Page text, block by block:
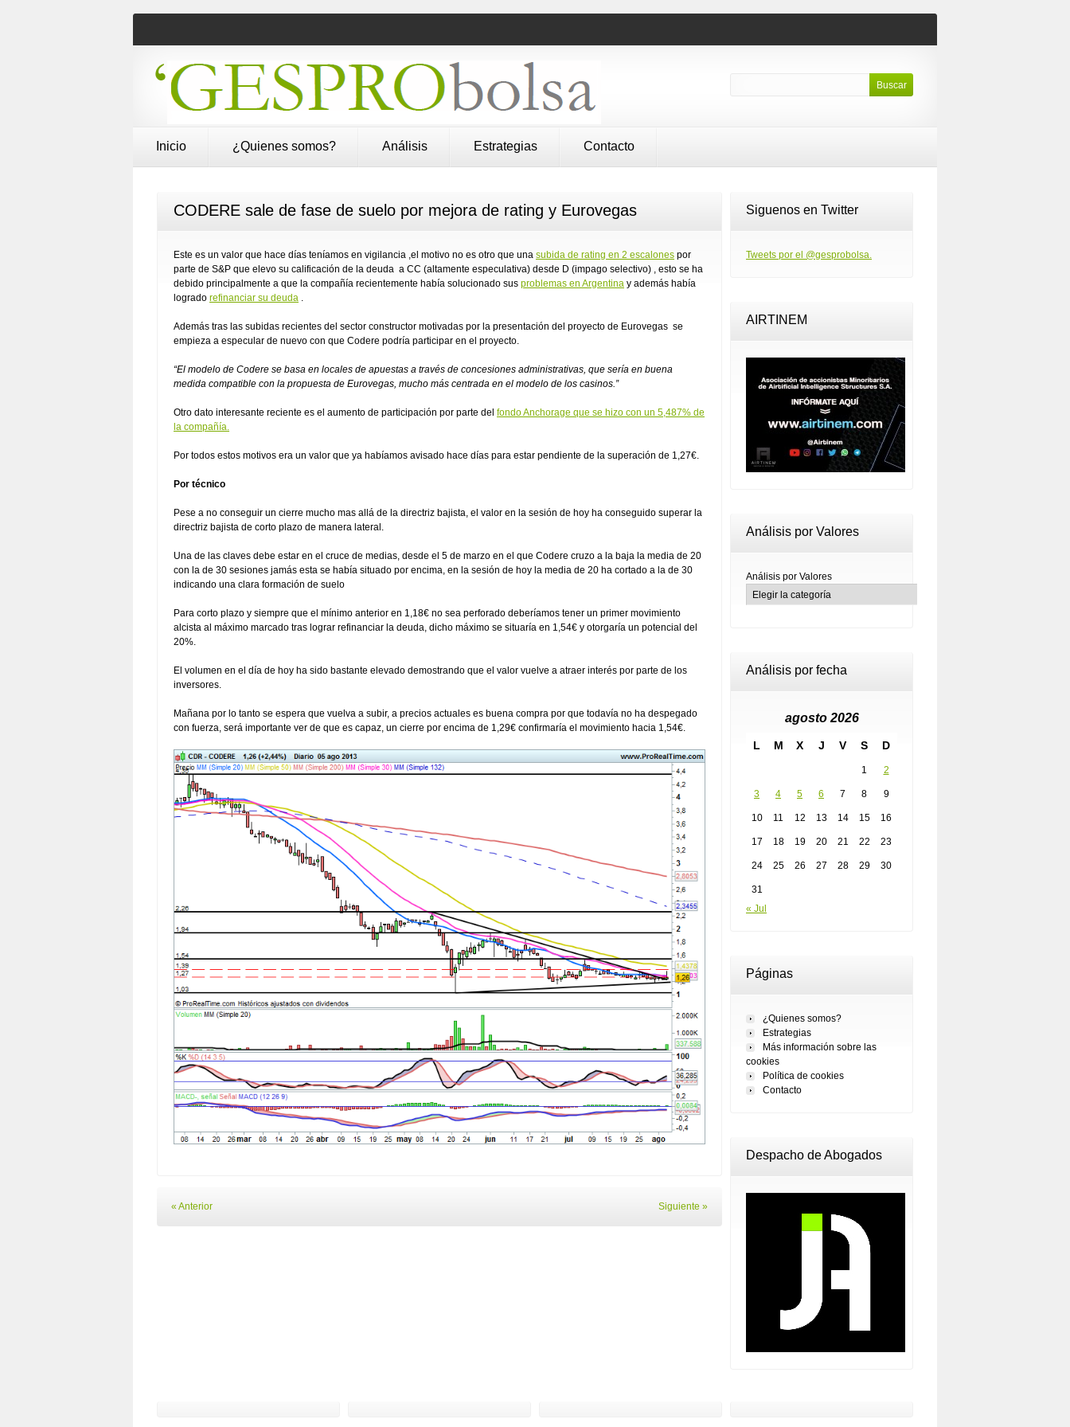
Inicio ¿Quienes somos? Análisis Estrategias Contacto
CODERE sale de fase de suelo por mejora de rating y Eurovegas
Este es un valor que hace días teníamos en vigilancia ,el motivo no es otro que una subida de rating en 2 escalones por
parte de S&P que elevo su calificación de la deuda a CC (altamente especulativa) desde D (impago selectivo) , esto se ha
debido principalmente a que la compañía recientemente había solucionado sus problemas en Argentina y además había
logrado refinanciar su deuda .
Además tras las subidas recientes del sector constructor motivadas por la presentación del proyecto de Eurovegas se
empieza a especular de nuevo con que Codere podría participar en el proyecto.
“El modelo de Codere se basa en locales de apuestas a través de concesiones administrativas, que sería en buena
medida compatible con la propuesta de Eurovegas, mucho más centrada en el modelo de los casinos.”
Otro dato interesante reciente es el aumento de participación por parte del fondo Anchorage que se hizo con un 5,487% de
la compañía.
Por todos estos motivos era un valor que ya habíamos avisado hace días para estar pendiente de la superación de 1,27€.
Por técnico
Pese a no conseguir un cierre mucho mas allá de la directriz bajista, el valor en la sesión de hoy ha conseguido superar la
directriz bajista de corto plazo de manera lateral.
Una de las claves debe estar en el cruce de medias, desde el 5 de marzo en el que Codere cruzo a la baja la media de 20
con la de 30 sesiones jamás esta se había situado por encima, en la sesión de hoy la media de 20 ha cortado a la de 30
indicando una clara formación de suelo
Para corto plazo y siempre que el mínimo anterior en 1,18€ no sea perforado deberíamos tener un primer movimiento
alcista al máximo marcado tras lograr refinanciar la deuda, dicho máximo se situaría en 1,54€ y otorgaría un potencial del
20%.
El volumen en el día de hoy ha sido bastante elevado demostrando que el valor vuelve a atraer interés por parte de los
inversores.
Mañana por lo tanto se espera que vuelva a subir, a precios actuales es buena compra por que todavía no ha despegado
con fuerza, será importante ver de que es capaz, un cierre por encima de 1,29€ confirmaría el movimiento hacia 1,54€.
« Anterior Siguiente »
Siguenos en Twitter
Tweets por el @gesprobolsa.
AIRTINEM
Análisis por Valores
Análisis por Valores
Análisis por fecha
agosto 2026
L M X J V S D
1 2
3 4 5 6 7 8 9
10 11 12 13 14 15 16
17 18 19 20 21 22 23
24 25 26 27 28 29 30
31
« Jul
Páginas
¿Quienes somos?
Estrategias
Más información sobre las
cookies
Política de cookies
Contacto
Despacho de Abogados